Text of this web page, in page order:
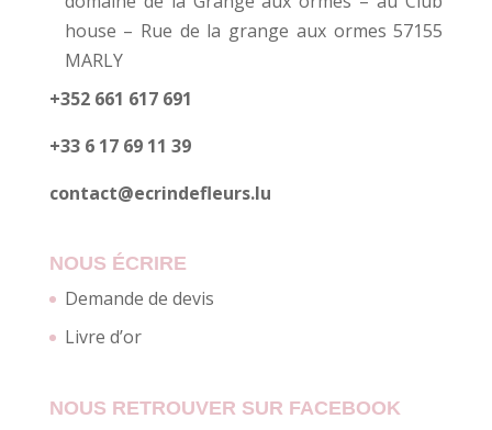
house – Rue de la grange aux ormes 57155
MARLY
+352 661 617 691
+33 6 17 69 11 39
contact@ecrindefleurs.lu
NOUS ÉCRIRE
Demande de devis
Livre d’or
NOUS RETROUVER SUR FACEBOOK